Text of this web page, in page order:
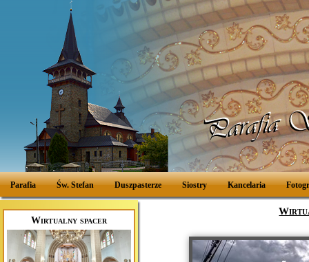
Parafia Św. Stefan Duszpasterze Siostry Kancelaria
Wirtualny spacer